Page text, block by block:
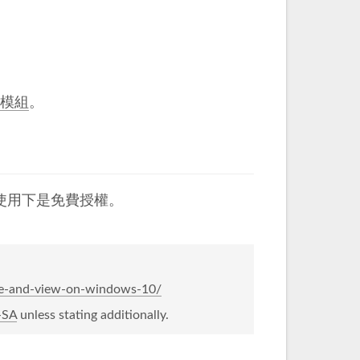
組 。
下是免費授權。
and-view-on-windows-10/
unless stating additionally.